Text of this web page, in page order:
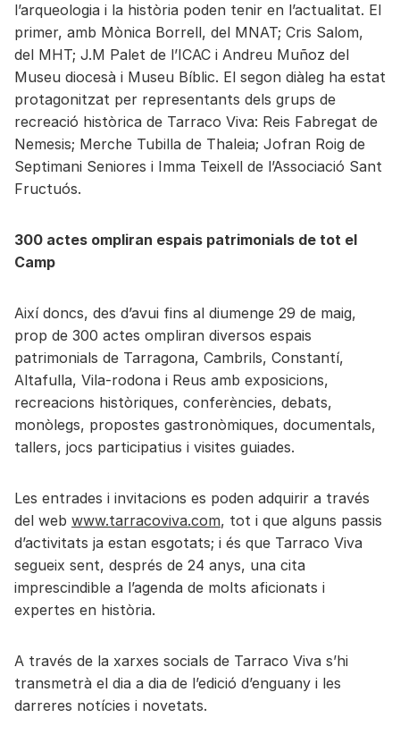
l’arqueologia i la història poden tenir en l’actualitat. El
primer, amb Mònica Borrell, del MNAT; Cris Salom,
del MHT; J.M Palet de l’ICAC i Andreu Muñoz del
Museu diocesà i Museu Bíblic. El segon diàleg ha estat
protagonitzat per representants dels grups de
recreació històrica de Tarraco Viva: Reis Fabregat de
Nemesis; Merche Tubilla de Thaleia; Jofran Roig de
Septimani Seniores i Imma Teixell de l’Associació Sant
Fructuós.
300 actes ompliran espais patrimonials de tot el
Camp
Així doncs, des d’avui fins al diumenge 29 de maig,
prop de 300 actes ompliran diversos espais
patrimonials de Tarragona, Cambrils, Constantí,
Altafulla, Vila-rodona i Reus amb exposicions,
recreacions històriques, conferències, debats,
monòlegs, propostes gastronòmiques, documentals,
tallers, jocs participatius i visites guiades.
Les entrades i invitacions es poden adquirir a través
del web www.tarracoviva.com, tot i que alguns passis
d’activitats ja estan esgotats; i és que Tarraco Viva
segueix sent, després de 24 anys, una cita
imprescindible a l’agenda de molts aficionats i
expertes en història.
A través de la xarxes socials de Tarraco Viva s’hi
transmetrà el dia a dia de l’edició d’enguany i les
darreres notícies i novetats.